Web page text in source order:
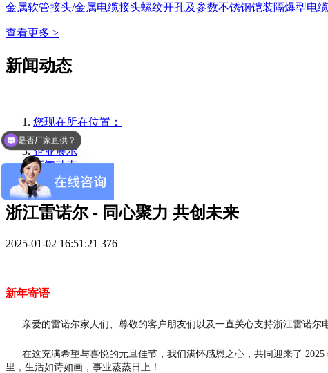
金属软管接头/金属电缆接头螺纹开孔及参数不锈钢铠装隔爆型电
查看更多 >
新闻动态
您现在所在位置：
网站首页
企业展示
新闻动态
企业新闻
浙江雷诺尔 - 同心聚力 共创未来
2025-01-02 16:51:21 376
新年寄语
亲爱的雷诺尔家人们、尊敬的客户朋友们以及一直关心支持浙江雷诺尔
在这充满希望与喜悦的元旦佳节，我们满怀感恩之心，共同迎来了 2025
里，生活如诗如画，事业蒸蒸日上！
选型报价联系业务